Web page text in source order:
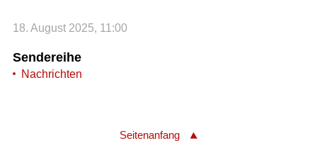
18. August 2025, 11:00
Sendereihe
Nachrichten
Seitenanfang